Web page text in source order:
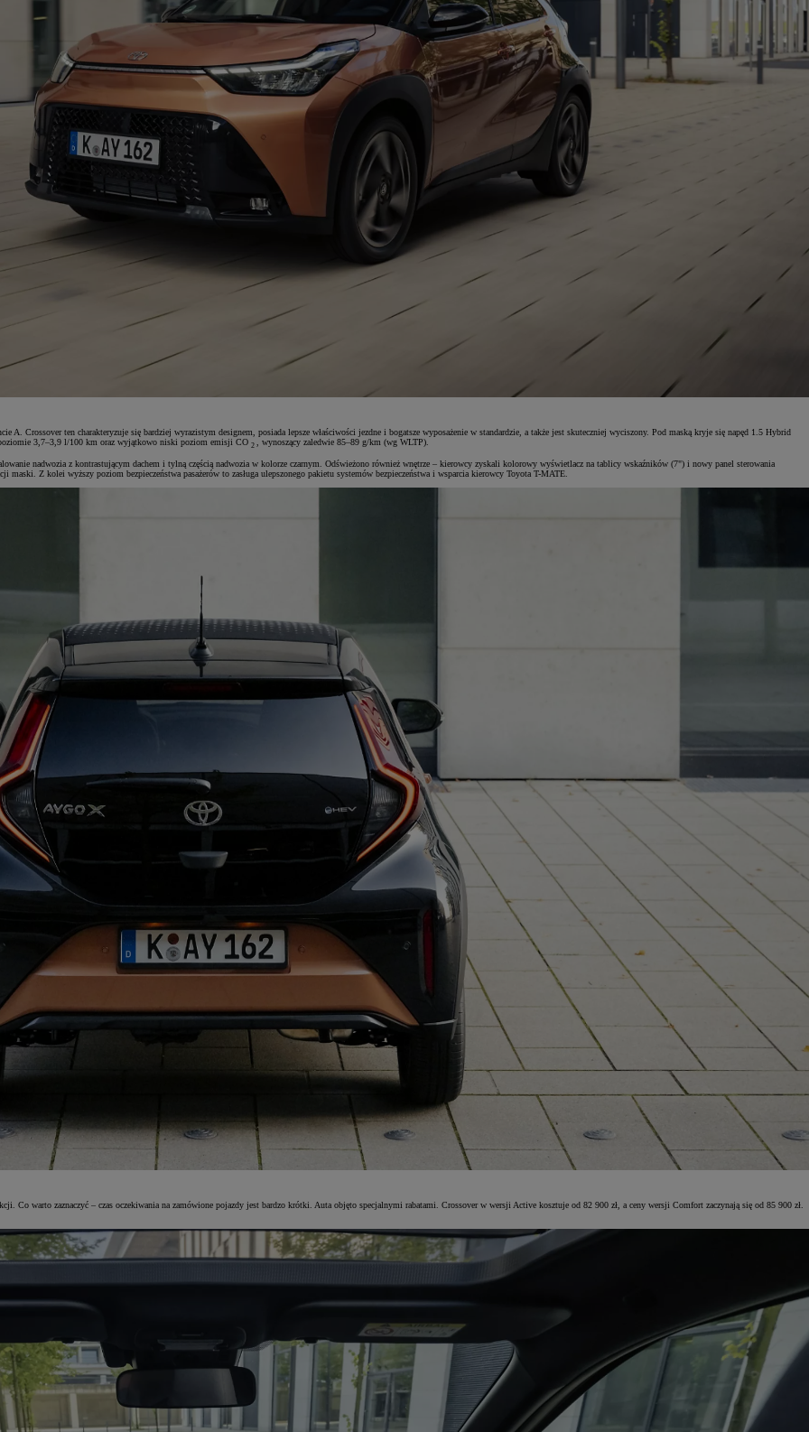
Crossover ten charakteryzuje się bardziej wyrazistym designem, posiada lepsze właściwości jezdne i bogatsze wyposażenie w standardzie, a także jest skuteczniej wyciszony. Pod maską kryje się napęd 1.5 Hybrid
3,7–3,9 l/100 km oraz wyjątkowo niski poziom emisji CO 2 , wynoszący zaledwie 85–89 g/km (wg WLTP).
nadwozia z kontrastującym dachem i tylną częścią nadwozia w kolorze czarnym. Odświeżono również wnętrze – kierowcy zyskali kolorowy wyświetlacz na tablicy wskaźników (7") i nowy panel sterowania
Z kolei wyższy poziom bezpieczeństwa pasażerów to zasługa ulepszonego pakietu systemów bezpieczeństwa i wsparcia kierowcy Toyota T-MATE.
Co warto zaznaczyć – czas oczekiwania na zamówione pojazdy jest bardzo krótki. Auta objęto specjalnymi rabatami. Crossover w wersji Active kosztuje od 82 900 zł, a ceny wersji Comfort zaczynają się od 85 900 zł.